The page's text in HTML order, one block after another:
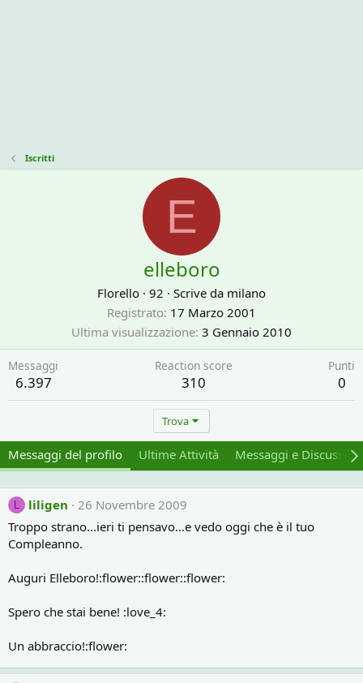
Iscritti
E
elleboro
Florello · 92 · Scrive da milano
Registrato 17 Marzo 2001
Ultima visualizzazione 3 Gennaio 2010
Messaggi
6.397
Reaction score
310
Punti
0
Trova
Messaggi del profilo Ultime Attività Messaggi e
L liligen
26 Novembre 2009
Troppo strano...ieri ti pensavo...e vedo oggi che è il tuo
Compleanno.
Auguri Elleboro!:flower::flower::flower:
Spero che stai bene! :love_4:
Un abbraccio!:flower: